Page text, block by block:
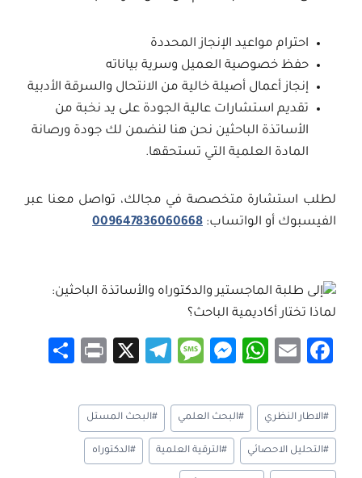
احترام مواعيد الإنجاز المحددة
حفظ خصوصية العميل وسرية بياناته
إنجاز أعمال أصيلة خالية من الانتحال والسرقة الأدبية
تقديم استشارات عالية الجودة على يد نخبة من
الأساتذة الباحثين نحن هنا لنضمن لك جودة ورصانة
المادة العلمية التي تستحقها.
لطلب استشارة متخصصة في مجالك، تواصل معنا عبر
الفيسبوك أو الواتساب: 009647836060668
Fa
b
o
ok
E
ail
W
at
sA
M
se
n
g
M
sa
g
e
Te
gr
a
m
X
Pr
t
وسوم
المقال:
#الاطار النظري #البحث العلمي #البحث المستل
#التحليل الاحصائي #الترقية العلمية #الدكتوراه